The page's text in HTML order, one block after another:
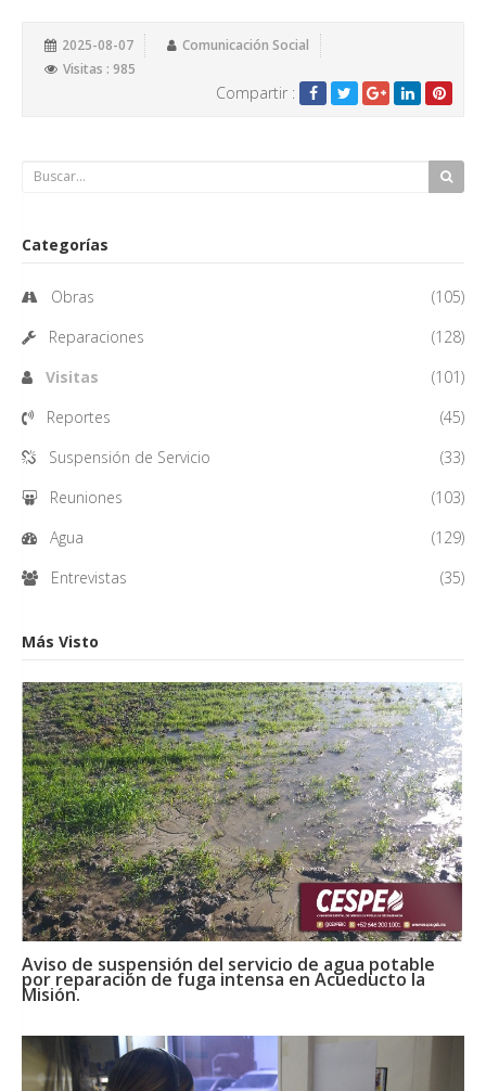
2025-08-07
Comunicación Social
Visitas : 985
Compartir :
Categorías
Obras
(105)
Reparaciones
(128)
Visitas
(101)
Reportes
(45)
Suspensión de Servicio
(33)
Reuniones
(103)
Agua
(129)
Entrevistas
(35)
Más Visto
Aviso de suspensión del servicio de agua potable
por reparación de fuga intensa en Acueducto la
Misión.